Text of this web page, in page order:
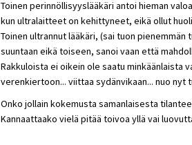
Toinen perinnöllisyyslääkäri antoi hieman
kun ultralaitteet on kehittyneet, eikä ollut
Toinen ultrannut lääkäri, (sai tuon
suuntaan eikä toiseen, sanoi vaan että
Rakkuloista ei oikein ole saatu minkäänlaista
verenkiertoon... viittaa sydänvikaan... nuo nyt
Onko jollain kokemusta samanlaisesta
Kannaattaako vielä pitää toivoa yllä vai